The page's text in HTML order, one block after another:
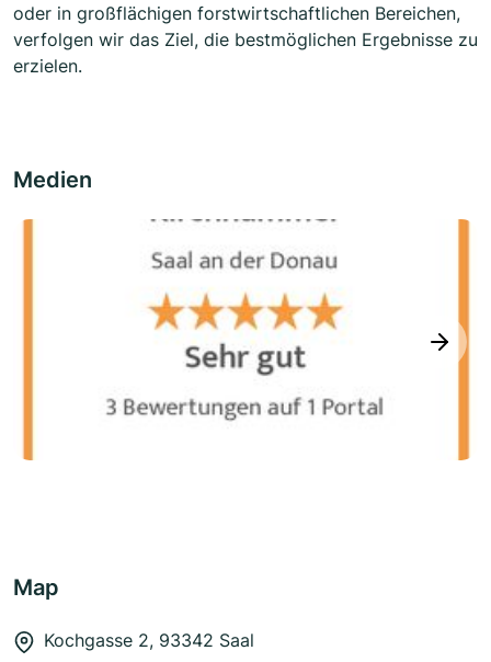
oder in großflächigen forstwirtschaftlichen Bereichen,
verfolgen wir das Ziel, die bestmöglichen Ergebnisse zu
erzielen.
Medien
next
Map
Kochgasse 2, 93342 Saal